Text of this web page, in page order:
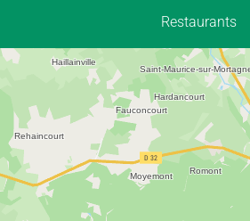
Restaurants